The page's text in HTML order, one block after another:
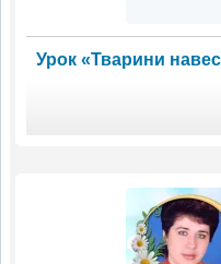
Урок «Тварини